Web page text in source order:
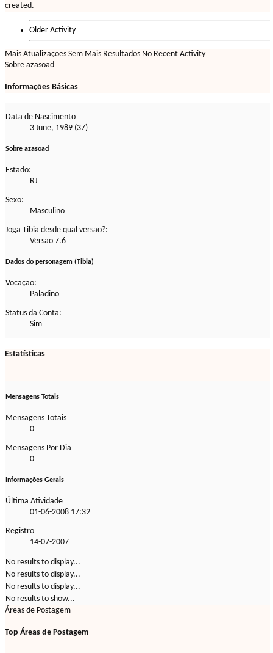
created.
Older Activity
Mais Atualizações Sem Mais Resultados No Recent Activity
Sobre azasoad
Informações Básicas
Data de Nascimento
3 June, 1989 (37)
Sobre azasoad
Estado:
RJ
Sexo:
Masculino
Joga Tibia desde qual versão?:
Versão 7.6
Dados do personagem (Tibia)
Vocação:
Paladino
Status da Conta:
Sim
Estatísticas
Mensagens Totais
Mensagens Totais
0
Mensagens Por Dia
0
Informações Gerais
Última Atividade
01-06-2008 17:32
Registro
14-07-2007
No results to display...
No results to display...
No results to display...
No results to show...
Áreas de Postagem
Top Áreas de Postagem